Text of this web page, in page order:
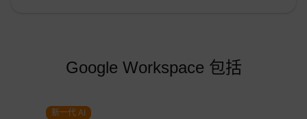
Google Workspace 包括